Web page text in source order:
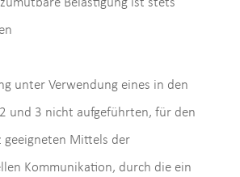
Belästigung ist stets
unter Verwendung eines in den
und 3 nicht aufgeführten, für den
geeigneten Mittels der
Kommunikation, durch die ein